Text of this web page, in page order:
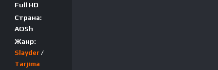
Full HD
Страна:
AQSh
Жанр:
Slayder/
Tarjima